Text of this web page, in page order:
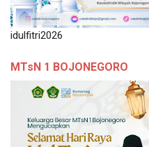
idulfitri2026
MTsN 1 BOJONEGORO